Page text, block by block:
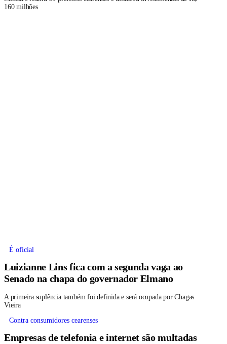
160 milhões
É oficial
Luizianne Lins fica com a segunda vaga ao
Senado na chapa do governador Elmano
A primeira suplência também foi definida e será ocupada por Chagas
Vieira
Contra consumidores cearenses
Empresas de telefonia e internet são multadas